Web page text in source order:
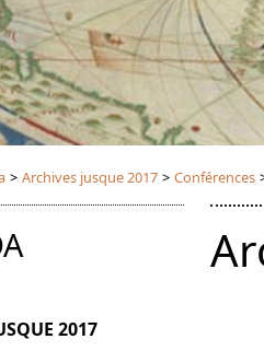
> Archives jusque 2017 > Conférences
2017